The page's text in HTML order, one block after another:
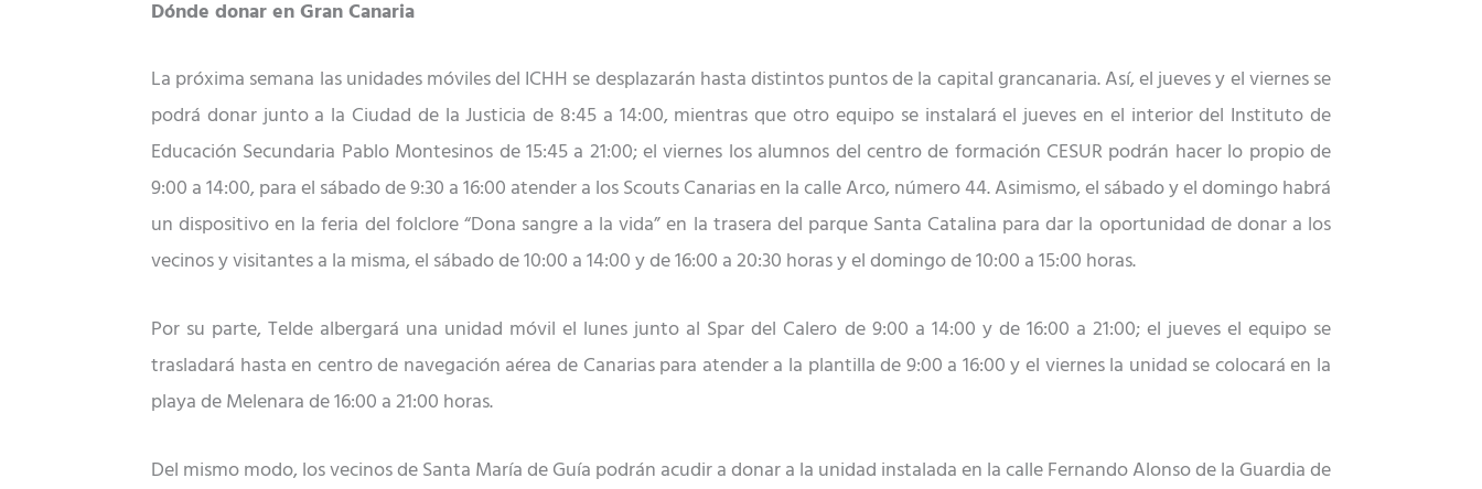
Dónde donar en Gran Canaria
La próxima semana las unidades móviles del ICHH se desplazarán hasta distintos puntos de la capital grancanaria. Así, el jueves y el viernes se
podrá donar junto a la Ciudad de la Justicia de 8:45 a 14:00, mientras que otro equipo se instalará el jueves en el interior del Instituto de
Educación Secundaria Pablo Montesinos de 15:45 a 21:00; el viernes los alumnos del centro de formación CESUR podrán hacer lo propio de
9:00 a 14:00, para el sábado de 9:30 a 16:00 atender a los Scouts Canarias en la calle Arco, número 44. Asimismo, el sábado y el domingo habrá
un dispositivo en la feria del folclore “Dona sangre a la vida” en la trasera del parque Santa Catalina para dar la oportunidad de donar a los
vecinos y visitantes a la misma, el sábado de 10:00 a 14:00 y de 16:00 a 20:30 horas y el domingo de 10:00 a 15:00 horas.
Por su parte, Telde albergará una unidad móvil el lunes junto al Spar del Calero de 9:00 a 14:00 y de 16:00 a 21:00; el jueves el equipo se
trasladará hasta en centro de navegación aérea de Canarias para atender a la plantilla de 9:00 a 16:00 y el viernes la unidad se colocará en la
playa de Melenara de 16:00 a 21:00 horas.
Del mismo modo, los vecinos de Santa María de Guía podrán acudir a donar a la unidad instalada en la calle Fernando Alonso de la Guardia de